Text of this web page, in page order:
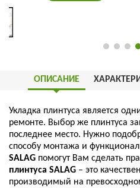
ОПИСАНИЕ
Укладка плинтуса является
ремонте. Выбор же плинтуса
последнее место. Нужно
способу монтажа и
SALAG помогут Вам сделать
плинтуса SALAG – это
производимый на